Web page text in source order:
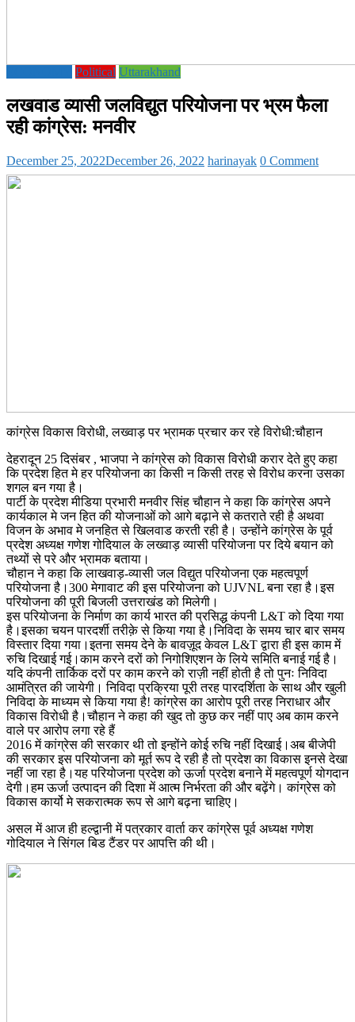
Political Uttarakhand
लखवाड व्यासी जलविद्युत परियोजना पर भ्रम फैला
रही कांग्रेस: मनवीर
December 25, 2022December 26, 2022 harinayak 0 Comment
कांग्रेस विकास विरोधी, लख्वाड़ पर भ्रामक प्रचार कर रहे विरोधी:चौहान
देहरादून 25 दिसंबर , भाजपा ने कांग्रेस को विकास विरोधी करार देते हुए कहा
कि प्रदेश हित मे हर परियोजना का किसी न किसी तरह से विरोध करना उसका
शगल बन गया है।
पार्टी के प्रदेश मीडिया प्रभारी मनवीर सिंह चौहान ने कहा कि कांग्रेस अपने
कार्यकाल मे जन हित की योजनाओं को आगे बढ़ाने से कतराते रही है अथवा
विजन के अभाव मे जनहित से खिलवाड करती रही है। उन्होंने कांग्रेस के पूर्व
प्रदेश अध्यक्ष गणेश गोदियाल के लख्वाड़ व्यासी परियोजना पर दिये बयान को
तथ्यों से परे और भ्रामक बताया।
चौहान ने कहा कि लाखवाड़-व्यासी जल विद्युत परियोजना एक महत्वपूर्ण
परियोजना है।300 मेगावाट की इस परियोजना को UJVNL बना रहा है।इस
परियोजना की पूरी बिजली उत्तराखंड को मिलेगी।
इस परियोजना के निर्माण का कार्य भारत की प्रसिद्ध कंपनी L&T को दिया गया
है।इसका चयन पारदर्शी तरीक़े से किया गया है।निविदा के समय चार बार समय
विस्तार दिया गया।इतना समय देने के बावज़ूद केवल L&T द्वारा ही इस काम में
रुचि दिखाई गई।काम करने दरों को निगोशिएशन के लिये समिति बनाई गई है।
यदि कंपनी तार्किक दरों पर काम करने को राज़ी नहीं होती है तो पुनः निविदा
आमंत्रित की जायेगी। निविदा प्रक्रिया पूरी तरह पारदर्शिता के साथ और खुली
निविदा के माध्यम से किया गया है! कांग्रेस का आरोप पूरी तरह निराधार और
विकास विरोधी है।चौहान ने कहा की खुद तो कुछ कर नहीं पाए अब काम करने
वाले पर आरोप लगा रहे हैं
2016 में कांग्रेस की सरकार थी तो इन्होंने कोई रुचि नहीं दिखाई।अब बीजेपी
की सरकार इस परियोजना को मूर्त रूप दे रही है तो प्रदेश का विकास इनसे देखा
नहीं जा रहा है।यह परियोजना प्रदेश को ऊर्जा प्रदेश बनाने में महत्वपूर्ण योगदान
देगी।हम ऊर्जा उत्पादन की दिशा में आत्म निर्भरता की और बढ़ेंगे। कांग्रेस को
विकास कार्यो मे सकरात्मक रूप से आगे बढ़ना चाहिए।
असल में आज ही हल्द्वानी में पत्रकार वार्ता कर कांग्रेस पूर्व अध्यक्ष गणेश
गोदियाल ने सिंगल बिड टैंडर पर आपत्ति की थी।